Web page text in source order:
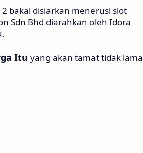
bakal disiarkan menerusi slot
Sdn Bhd diarahkan oleh Idora
Itu yang akan tamat tidak lama